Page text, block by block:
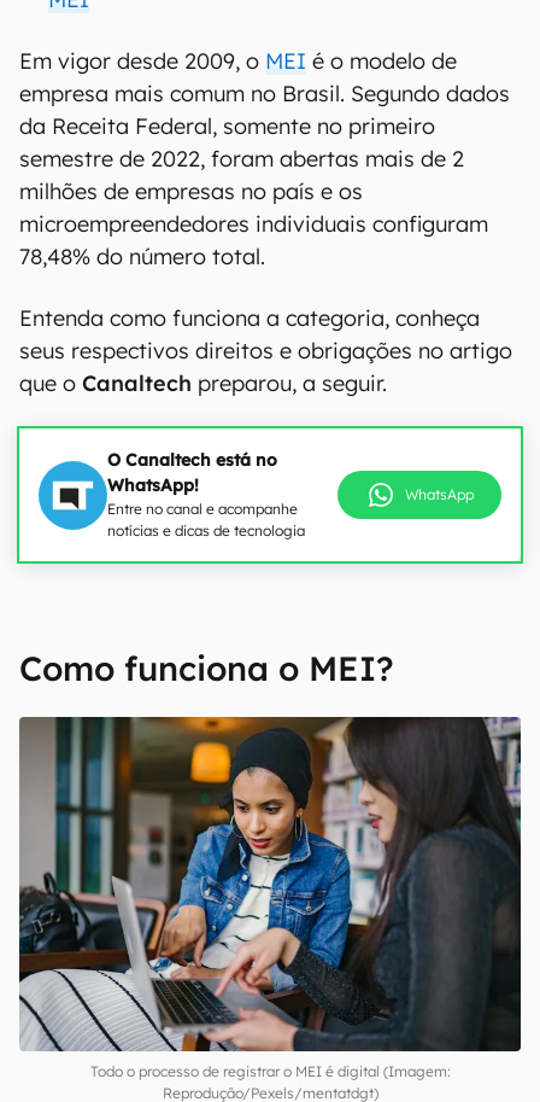
Em vigor desde 2009, o MEI é o modelo de
empresa mais comum no Brasil. Segundo dados
da Receita Federal, somente no primeiro
semestre de 2022, foram abertas mais de 2
milhões de empresas no país e os
microempreendedores individuais configuram
78,48% do número total.
Entenda como funciona a categoria, conheça
seus respectivos direitos e obrigações no artigo
que o Canaltech preparou, a seguir.
O Canaltech está no
WhatsApp!
Entre no canal e acompanhe
notícias e dicas de tecnologia
WhatsApp
00:00/04:51
Como funciona o MEI?